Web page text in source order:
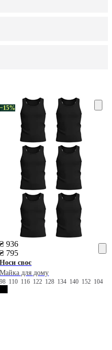
−15%
₴ 936
₴ 795
Носи своє
Майка для дому
98 110 116 122 128 134 140 152 104